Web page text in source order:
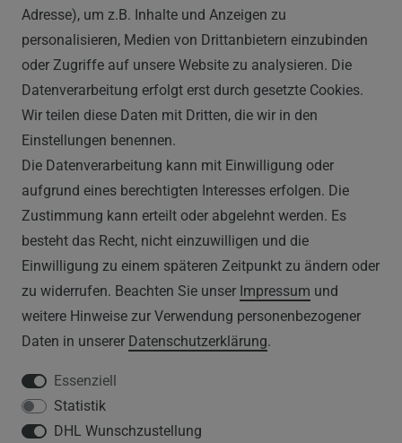
0212 520-82 100
info@vapor-handel.de
Montag - Freitag, 09:00 - 16:00
RECHTLICHES
AGB
WIDERRUFSRECHT
IMPRESSUM
DATENSCHUTZERKLÄRUNG
HINWEISE ZUM ELEKTROGESETZ
SERVICE
Adresse), um z.B. Inhalte und Anzeigen zu
personalisieren, Medien von Drittanbietern einzubinden
oder Zugriffe auf unsere Website zu analysieren. Die
Datenverarbeitung erfolgt erst durch gesetzte Cookies.
Wir teilen diese Daten mit Dritten, die wir in den
Einstellungen benennen.
Die Datenverarbeitung kann mit Einwilligung oder
aufgrund eines berechtigten Interesses erfolgen. Die
Zustimmung kann erteilt oder abgelehnt werden. Es
besteht das Recht, nicht einzuwilligen und die
Einwilligung zu einem späteren Zeitpunkt zu ändern oder
zu widerrufen. Beachten Sie unser Impressum und
weitere Hinweise zur Verwendung personenbezogener
Daten in unserer Daten­schutz­erklärung.
Essenziell
Statistik
DHL Wunschzustellung